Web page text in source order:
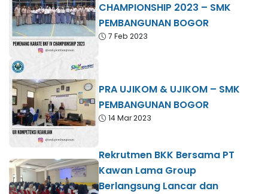
CHAMPIONSHIP 2023 – SMK
PEMBANGUNAN BOGOR
7 Feb 2023
PRA UJIKOM & UJIKOM – SMK
PEMBANGUNAN BOGOR
14 Mar 2023
Rekrutmen BKK Bersama PT
Kawan Lama Group
Berlangsung Lancar dan